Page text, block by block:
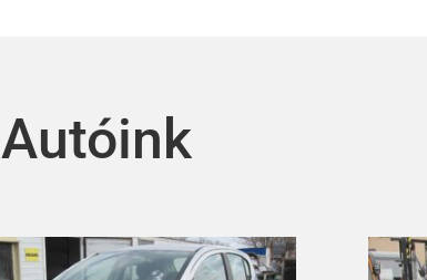
Autóink